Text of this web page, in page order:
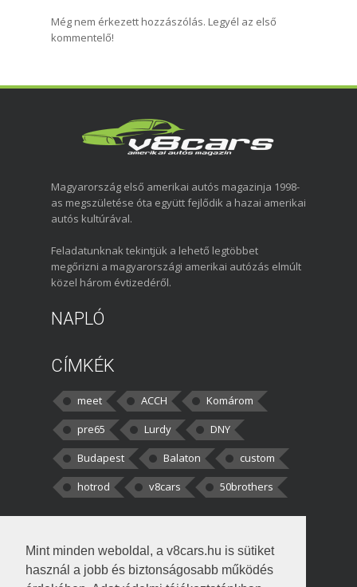
Mint minden weboldal, a v8cars.hu is sütiket
használ a jobb és biztonságosabb működés
Még nem érkezett hozzászólás. Legyél az első
kommentelő!
Magyarország első amerikai autós magazinja 1998-
as megszületése óta együtt fejlődik a hazai amerikai
autós kultúrával.
Feladatunknak tekintjük a lehető legtöbbet
megőrizni a magyarországi amerikai autózás elmúlt
közel három évtizedéről.
NAPLÓ
CÍMKÉK
meet ACCH
Komárom
pre65
Lurdy
DNY
Budapest
Balaton
custom
hotrod
v8cars 50brothers
kortisz:Elszúrtam! Én csak két
darabbaal számoltam. Nem tudtam, hogy fél autót,